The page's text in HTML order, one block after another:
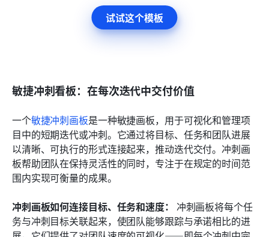
试试这个模板
敏捷冲刺看板：在每次迭代中交付价值
一个敏捷冲刺画板是一种敏捷画板，用于可视化和管理项
目中的短期迭代或冲刺。它通过将目标、任务和团队进展
以清晰、可执行的形式连接起来，推动迭代交付。冲刺画
板帮助团队在保持灵活性的同时，专注于在规定的时间范
围内实现可衡量的成果。
冲刺画板如何连接目标、任务和速度： 冲刺画板将每个任
务与冲刺目标关联起来，使团队能够跟踪与承诺相比的进